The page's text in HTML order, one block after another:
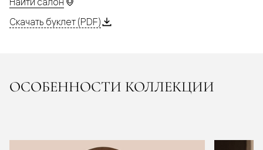
Скачать буклет (PDF)
ОСОБЕННОСТИ КОЛЛЕКЦИИ